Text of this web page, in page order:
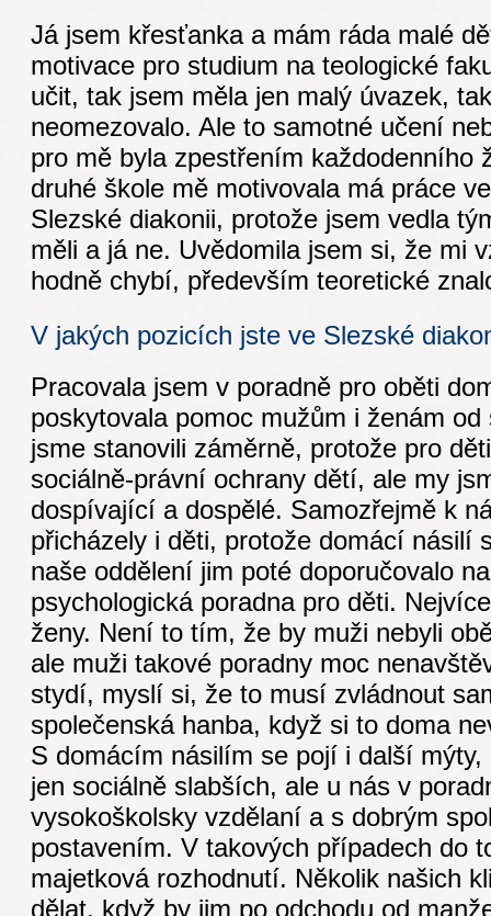
Já jsem křesťanka a mám ráda malé
motivace pro studium na teologické
učit, tak jsem měla jen malý úvazek,
neomezovalo. Ale to samotné učení
pro mě byla zpestřením každodenního
druhé škole mě motivovala má práce
Slezské diakonii, protože jsem vedla
měli a já ne. Uvědomila jsem si, že mi
hodně chybí, především teoretické
V jakých pozicích jste ve Slezské
Pracovala jsem v poradně pro oběti
poskytovala pomoc mužům i ženám
jsme stanovili záměrně, protože pro
sociálně-právní ochrany dětí, ale my
dospívající a dospělé. Samozřejmě k
přicházely i děti, protože domácí násilí
naše oddělení jim poté doporučovalo
psychologická poradna pro děti.
ženy. Není to tím, že by muži nebyli
ale muži takové poradny moc
stydí, myslí si, že to musí zvládnout
společenská hanba, když si to doma
S domácím násilím se pojí i další
jen sociálně slabších, ale u nás v
vysokoškolsky vzdělaní a s dobrým
postavením. V takových případech do
majetková rozhodnutí. Několik našich
dělat, když by jim po odchodu od